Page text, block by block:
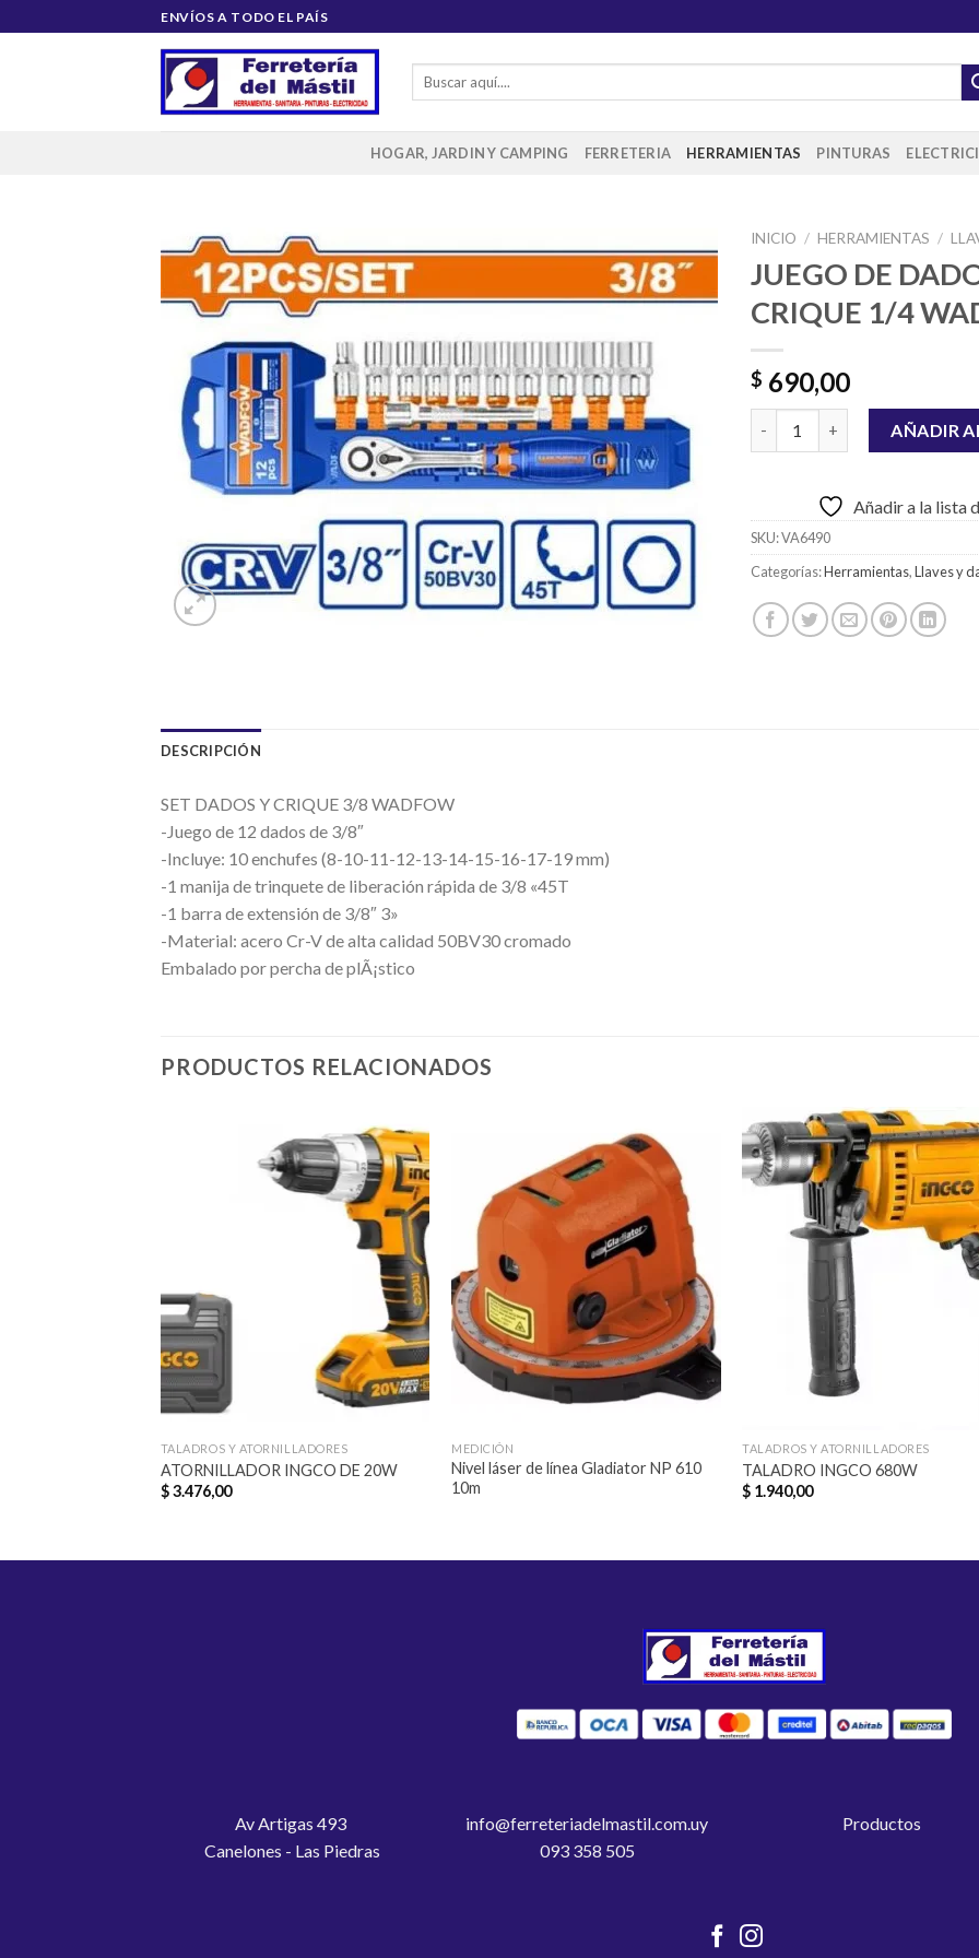
al
ENVÍOS A TODO EL PAÍS
Buscar
HOGAR, JARDIN Y CAMPING FERRETERIA HERRAMIENTAS PINTURAS
lista de
INICIO / HERRAMIENTAS /
JUEGO DE
CRIQUE 1/4
$ 690,00
JUEGO DE DADOS Y CRIQUE
AÑADIR
Añadir a la lista
SKU:VA6490
Categorías:Herramientas,Llaves y
DESCRIPCIÓN
SET DADOS Y CRIQUE 3/8 WADFOW
-Juego de 12 dados de 3/8″
-Incluye: 10 enchufes (8-10-11-12-13-14-15-16-17-19 mm)
-1 manija de trinquete de liberación rápida de 3/8 «45T
-1 barra de extensión de 3/8″ 3»
-Material: acero Cr-V de alta calidad 50BV30 cromado
Embalado por percha de plÃ¡stico
PRODUCTOS RELACIONADOS
Añadir
a la
lista de
deseos
TALADROS Y ATORNILLADORES
ATORNILLADOR INGCO DE 20W
$3.476,00
Añadir
a la
lista de
deseos
MEDICIÓN
Nivel láser de línea Gladiator NP 610
10m
a la
lista
TALADROS Y ATORNILLADORES
TALADRO INGCO 680W
$ 1.940,00
Av Artigas 493
Canelones - Las Piedras
info@ferreteriadelmastil.com.uy
093 358 505
Productos